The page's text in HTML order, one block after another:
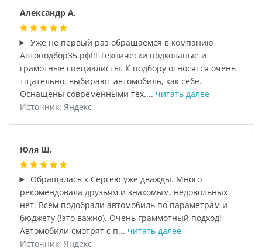
Александр А.
Уже не первый раз обращаемся в компанию
Автоподбор35.рф!!! Технически подкованые и
грамотные специалисты. К подбору относятся очень
тщательно, выбирают автомобиль, как себе.
Оснащены современными тех.... читать далее
Источник: Яндекс
Юля Ш.
Обращалась к Сергею уже дважды. Много
рекомендовала друзьям и знакомым, недовольных
нет. Всем подобрали автомобиль по параметрам и
бюджету (!это важно). Очень граммотный подход!
Автомобили смотрят с п... читать далее
Источник: Яндекс